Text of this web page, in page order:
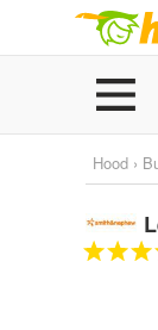
Hood ›